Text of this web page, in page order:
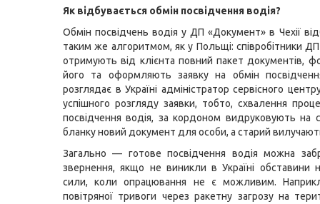
Як відбувається обмін посвідчення водія?
Обмін посвідчень водія у ДП «Документ» в Чехії
таким же алгоритмом, як у Польщі: співробітники
отримують від клієнта повний пакет документів,
його та оформляють заявку на обмін
розглядає в Україні адміністратор сервісного
успішного розгляду заявки, тобто, схвалення
посвідчення водія, за кордоном видруковують на
бланку новий документ для особи, а старий
Загально — готове посвідчення водія можна
звернення, якщо не виникли в Україні обставини
сили, коли опрацювання не є можливим.
повітряної тривоги через ракетну загрозу на